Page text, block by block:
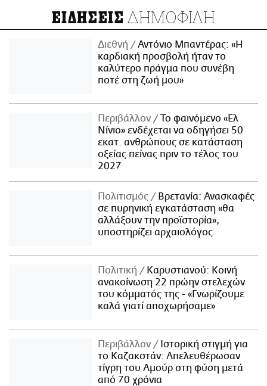
ΕΙΔΗΣΕΙΣ ΔΗΜΟΦΙΛΗ
Διεθνή
Αντόνιο Μπαντέρας: «Η
καρδιακή προσβολή ήταν το
καλύτερο πράγμα που συνέβη
ποτέ στη ζωή μου»
Περιβάλλον
Το φαινόμενο «Ελ
Νίνιο» ενδέχεται να οδηγήσει 50
εκατ. ανθρώπους σε κατάσταση
οξείας πείνας πριν το τέλος του
2027
Πολιτισμός
Βρετανία: Ανασκαφές
σε πυρηνική εγκατάσταση «θα
αλλάξουν την προϊστορία»,
υποστηρίζει αρχαιολόγος
Πολιτική
Καρυστιανού: Κοινή
ανακοίνωση 22 πρώην στελεχών
του κόμματός της - «Γνωρίζουμε
καλά γιατί αποχωρήσαμε»
Περιβάλλον
Ιστορική στιγμή για
το Καζακστάν: Απελευθέρωσαν
τίγρη του Αμούρ στη φύση μετά
από 70 χρόνια